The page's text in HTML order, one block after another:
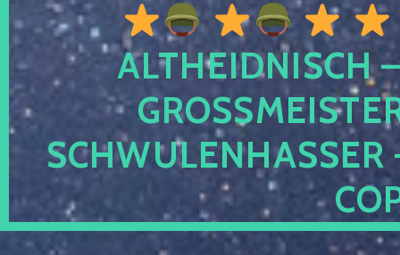
ALTHEIDNISCH
CHWULENHASSER